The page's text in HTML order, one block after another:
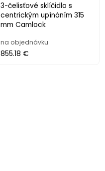
3-čelisťové sklíčidlo s
centrickým upínáním 315
mm Camlock
na objednávku
855.18 €